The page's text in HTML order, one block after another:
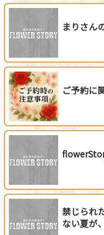
まりさん
ご予約に
禁じられ
ない夏が